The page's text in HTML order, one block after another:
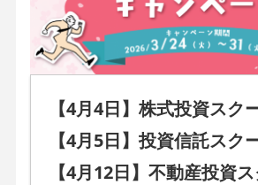
【4月4日】株式投資スク
【4月5日】投資信託スク
【4月12日】不動産投資